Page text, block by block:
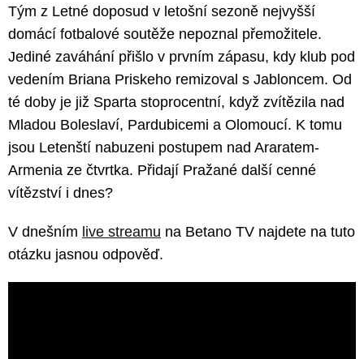
Tým z Letné doposud v letošní sezoně nejvyšší
domácí fotbalové soutěže nepoznal přemožitele.
Jediné zaváhání přišlo v prvním zápasu, kdy klub pod
vedením Briana Priskeho remizoval s Jabloncem. Od
té doby je již Sparta stoprocentní, když zvítězila nad
Mladou Boleslaví, Pardubicemi a Olomoucí. K tomu
jsou Letenští nabuzeni postupem nad Araratem-
Armenia ze čtvrtka. Přidají Pražané další cenné
vítězství i dnes?
V dnešním live streamu na Betano TV najdete na tuto
otázku jasnou odpověď.